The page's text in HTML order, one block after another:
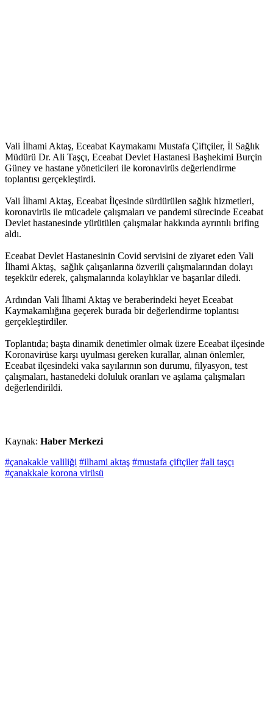
Vali İlhami Aktaş, Eceabat Kaymakamı Mustafa Çiftçiler, İl Sağlık
Müdürü Dr. Ali Taşçı, Eceabat Devlet Hastanesi Başhekimi Burçin
Güney ve hastane yöneticileri ile koronavirüs değerlendirme
toplantısı gerçekleştirdi.
Vali İlhami Aktaş, Eceabat İlçesinde sürdürülen sağlık hizmetleri,
koronavirüs ile mücadele çalışmaları ve pandemi sürecinde Eceabat
Devlet hastanesinde yürütülen çalışmalar hakkında ayrıntılı brifing
aldı.
Eceabat Devlet Hastanesinin Covid servisini de ziyaret eden Vali
İlhami Aktaş, sağlık çalışanlarına özverili çalışmalarından dolayı
teşekkür ederek, çalışmalarında kolaylıklar ve başarılar diledi.
Ardından Vali İlhami Aktaş ve beraberindeki heyet Eceabat
Kaymakamlığına geçerek burada bir değerlendirme toplantısı
gerçekleştirdiler.
Toplantıda; başta dinamik denetimler olmak üzere Eceabat ilçesinde
Koronavirüse karşı uyulması gereken kurallar, alınan önlemler,
Eceabat ilçesindeki vaka sayılarının son durumu, filyasyon, test
çalışmaları, hastanedeki doluluk oranları ve aşılama çalışmaları
değerlendirildi.
Kaynak: Haber Merkezi
#çanakakle valiliği #ilhami aktaş #mustafa çiftçiler #ali taşçı
#çanakkale korona virüsü